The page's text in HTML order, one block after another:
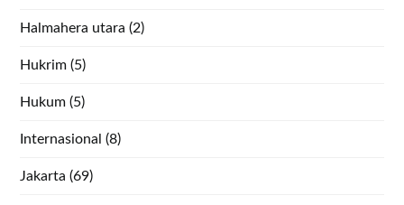
Halmahera utara (2)
Hukrim (5)
Hukum (5)
Internasional (8)
Jakarta (69)